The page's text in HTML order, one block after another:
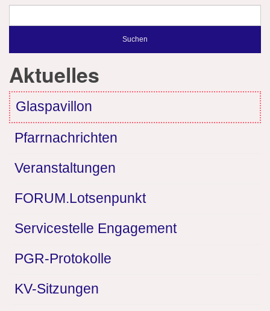
Suchen
Aktuelles
Glaspavillon
Pfarrnachrichten
Veranstaltungen
FORUM.Lotsenpunkt
Servicestelle Engagement
PGR-Protokolle
KV-Sitzungen